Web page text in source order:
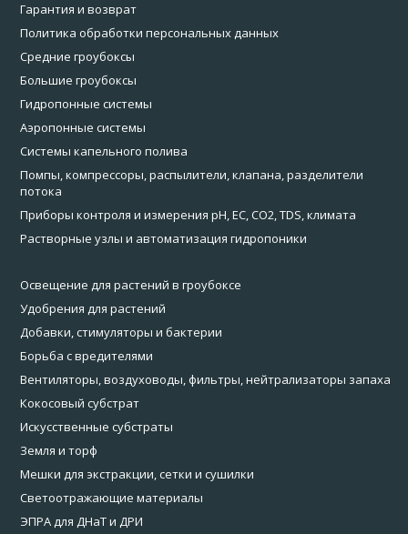
Гарантия и возврат
Политика обработки персональных данных
Средние гроубоксы
Большие гроубоксы
Гидропонные системы
Аэропонные системы
Системы капельного полива
Помпы, компрессоры, распылители, клапана, разделители
потока
Приборы контроля и измерения pH, EC, CO2, TDS, климата
Растворные узлы и автоматизация гидропоники
Освещение для растений в гроубоксе
Удобрения для растений
Добавки, стимуляторы и бактерии
Борьба с вредителями
Вентиляторы, воздуховоды, фильтры, нейтрализаторы запаха
Кокосовый субстрат
Искусственные субстраты
Земля и торф
Мешки для экстракции, сетки и сушилки
Светоотражающие материалы
ЭПРА для ДНаТ и ДРИ